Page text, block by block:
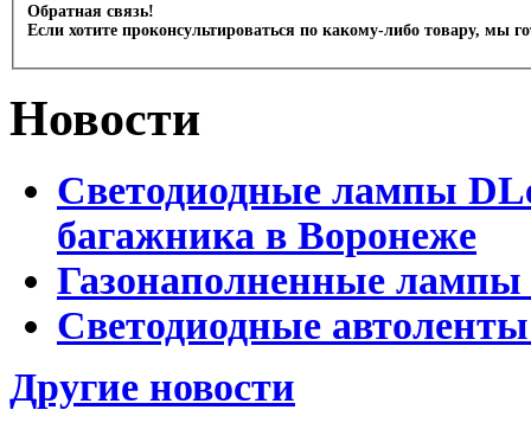
Обратная связь!
Если хотите проконсультироваться по какому-либо товару, мы
Новости
Светодиодные лампы
багажника в Воронеже
Газонаполненные
Светодиодные
Другие новости